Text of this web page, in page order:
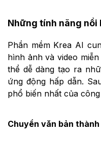
Những tính năng nổi
Phần mềm Krea AI
hình ảnh và video
thể dễ dàng tạo ra
ứng động hấp dẫn.
phổ biến nhất của
Chuyển văn bản